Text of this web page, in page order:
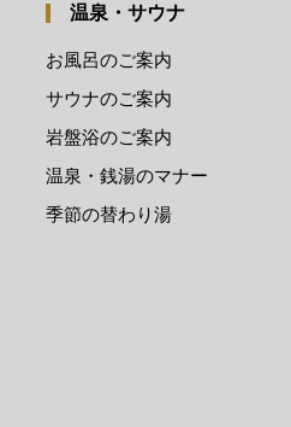
温泉・サウナ
お風呂のご案内
サウナのご案内
岩盤浴のご案内
温泉・銭湯のマナー
季節の替わり湯